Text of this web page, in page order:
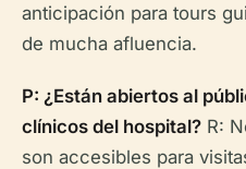
anticipación para tours
de mucha afluencia.
P: ¿Están abiertos al
clínicos del hospital? R:
son accesibles para